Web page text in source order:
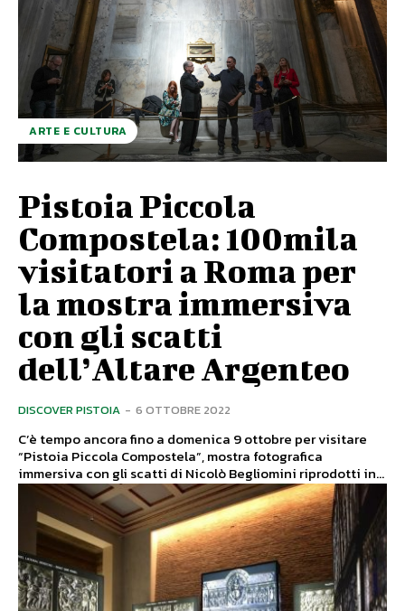
ARTE E CULTURA
Pistoia Piccola
Compostela: 100mila
visitatori a Roma per
la mostra immersiva
con gli scatti
dell’Altare Argenteo
DISCOVER PISTOIA - 6 OTTOBRE 2022
C’è tempo ancora fino a domenica 9 ottobre per visitare
“Pistoia Piccola Compostela”, mostra fotografica
immersiva con gli scatti di Nicolò Begliomini riprodotti in...